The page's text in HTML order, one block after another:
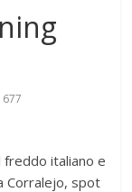
677
freddo italiano e
Corralejo, spot